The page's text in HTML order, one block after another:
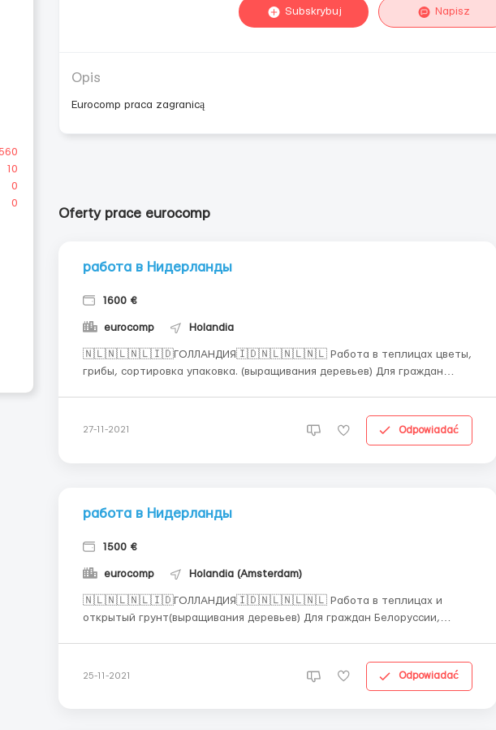
10
0
0
Subskrybuj Napisz
Opis
Eurocomp praca zagranicą
Oferty prace eurocomp
работа в Нидерланды
1600 €
eurocomp Holandia
🇳🇱🇳🇱🇳🇱🇮🇩ГОЛЛАНДИЯ🇮🇩🇳🇱🇳🇱🇳🇱 Работа в теплицах цветы,
грибы, сортировка упаковка. (выращивания деревьев) Для граждан
Ограничение с местами. Требования: •женщины, мужчины до 55л...
27-11-2021 Odpowiadać
работа в Нидерланды
1500 €
eurocomp Holandia (Amsterdam)
🇳🇱🇳🇱🇳🇱🇮🇩ГОЛЛАНДИЯ🇮🇩🇳🇱🇳🇱🇳🇱 Работа в теплицах и
открытый грунт(выращивания деревьев) Для граждан Белоруссии,
•PESEL; •легально отработанный минимум 1 месяц в Польше
25-11-2021 Odpowiadać